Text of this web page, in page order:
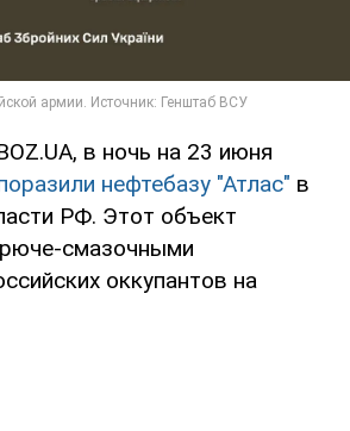
в ночь на 23 июня
нефтебазу "Атлас" в
РФ. Этот объект
смазочными
оккупантов на